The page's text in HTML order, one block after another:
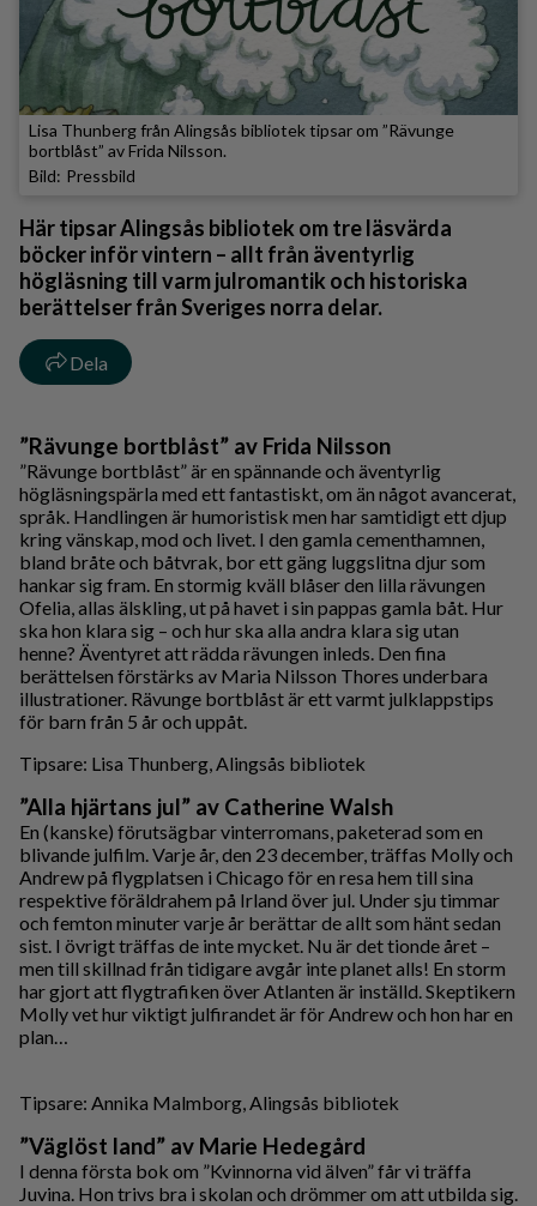
Lisa Thunberg från Alingsås bibliotek tipsar om ”Rävunge
bortblåst” av Frida Nilsson.
Pressbild
Här tipsar Alingsås bibliotek om tre läsvärda
böcker inför vintern – allt från äventyrlig
högläsning till varm julromantik och historiska
berättelser från Sveriges norra delar.
Dela
”Rävunge bortblåst” av Frida Nilsson
”Rävunge bortblåst” är en spännande och äventyrlig
högläsningspärla med ett fantastiskt, om än något avancerat,
språk. Handlingen är humoristisk men har samtidigt ett djup
kring vänskap, mod och livet. I den gamla cementhamnen,
bland bråte och båtvrak, bor ett gäng luggslitna djur som
hankar sig fram. En stormig kväll blåser den lilla rävungen
Ofelia, allas älskling, ut på havet i sin pappas gamla båt. Hur
ska hon klara sig – och hur ska alla andra klara sig utan
henne? Äventyret att rädda rävungen inleds. Den fina
berättelsen förstärks av Maria Nilsson Thores underbara
illustrationer. Rävunge bortblåst är ett varmt julklappstips
för barn från 5 år och uppåt.
Tipsare: Lisa Thunberg, Alingsås bibliotek
”Alla hjärtans jul” av Catherine Walsh
En (kanske) förutsägbar vinterromans, paketerad som en
blivande julfilm. Varje år, den 23 december, träffas Molly och
Andrew på flygplatsen i Chicago för en resa hem till sina
respektive föräldrahem på Irland över jul. Under sju timmar
och femton minuter varje år berättar de allt som hänt sedan
sist. I övrigt träffas de inte mycket. Nu är det tionde året –
men till skillnad från tidigare avgår inte planet alls! En storm
har gjort att flygtrafiken över Atlanten är inställd. Skeptikern
Molly vet hur viktigt julfirandet är för Andrew och hon har en
plan…
Tipsare: Annika Malmborg, Alingsås bibliotek
”Väglöst land” av Marie Hedegård
I denna första bok om ”Kvinnorna vid älven” får vi träffa
Juvina. Hon trivs bra i skolan och drömmer om att utbilda sig.